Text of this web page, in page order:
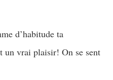
d’habitude ta
un vrai plaisir! On se sent